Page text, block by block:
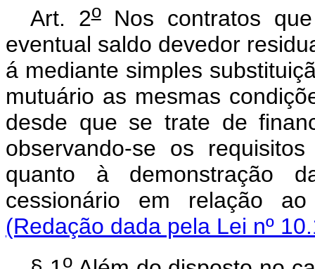
Art. 2oNos contratos
eventual saldo devedor
á mediante simples
mutuário as mesmas
desde que se trate de
observando-se os
quanto à demonstração
cessionário em relação
(Redação dada pela Lei nº
o